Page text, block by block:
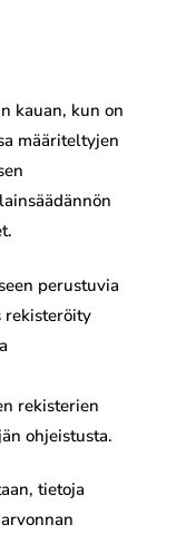
kauan, kun on
määriteltyjen
perustuvia
rekisteröity
rekisterien
ohjeistusta.
tietoja